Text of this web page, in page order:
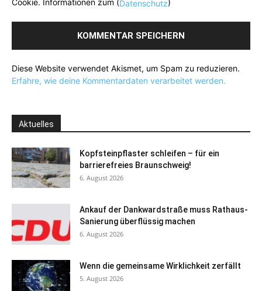
Cookie. Informationen zum (Datenschutz)
Diese Website verwendet Akismet, um Spam zu reduzieren.
Erfahre, wie deine Kommentardaten verarbeitet werden.
Aktuelles
Kopfsteinpflaster schleifen – für ein
barrierefreies Braunschweig!
6. August 2026
Ankauf der Dankwardstraße muss Rathaus-
Sanierung überflüssig machen
6. August 2026
Wenn die gemeinsame Wirklichkeit zerfällt
5. August 2026